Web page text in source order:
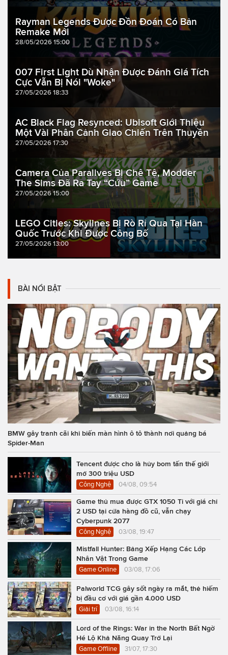
Rayman Legends Được Đồn Đoán Có Bản
Remake Mới
28/05/2026 15:00
007 First Light Dù Nhận Được Đánh Giá Tích
Cực Vẫn Bị Nói "Woke"
27/05/2026 18:33
AC Black Flag Resynced: Ubisoft Giới Thiệu
Một Vài Phân Cảnh Giao Chiến Trên Thuyền
27/05/2026 17:30
Camera Của Paralives Bị Chê Tệ, Modder
The Sims Đã Ra Tay “Cứu” Game
27/05/2026 15:00
LEGO Cities: Skylines Bị Rò Rỉ Qua Tại Hàn
Quốc Trước Khi Được Công Bố
27/05/2026 13:00
BÀI NỔI BẬT
BMW gây tranh cãi khi biến màn hình ô tô thành nơi quảng bá
Spider-Man
Tencent được cho là hủy bom tấn thế giới
mở 300 triệu USD
Công Nghệ 04/08, 09:54
Game thủ mua được GTX 1050 Ti với giá chỉ
2 USD tại cửa hàng đồ cũ, vẫn chạy
Cyberpunk 2077
Công Nghệ 03/08, 19:47
Mistfall Hunter: Bảng Xếp Hạng Các Lớp
Nhân Vật Trong Game
Game Online 03/08, 17:06
Palworld TCG gây sốt ngày ra mắt, thẻ hiếm
bị đầu cơ với giá gần 4.000 USD
Giải trí 03/08, 16:14
Lord of the Rings: War in the North Bất Ngờ
Hé Lộ Khả Năng Quay Trở Lại
Game Offline 31/07, 17:30